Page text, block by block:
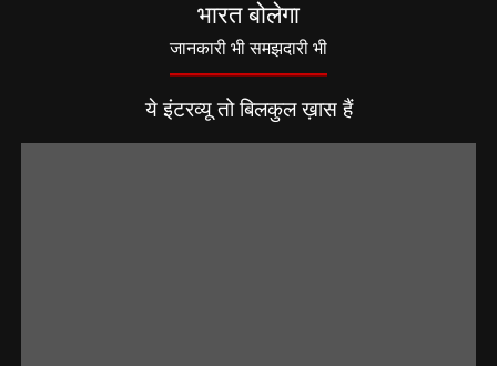
भारत बोलेगा
जानकारी भी समझदारी भी
ये इंटरव्यू तो बिलकुल ख़ास हैं